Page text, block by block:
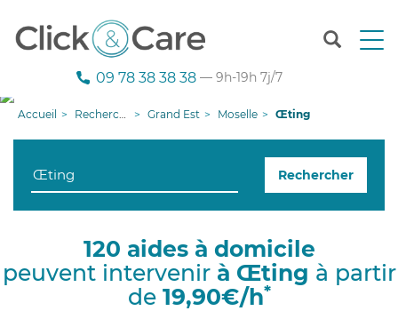
T
n
g
i
09 78 38 38 38 — 9h-19h 7j/7
Accueil Recherche aide à domicile Grand Est Moselle Œting
Rechercher
120 aides à domicile
peuvent intervenir à Œting à partir
de 19,90€/h*